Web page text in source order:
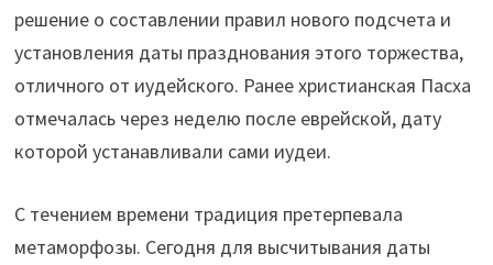
решение о составлении правил нового подсчета и
установления даты празднования этого торжества,
отличного от иудейского. Ранее христианская Пасха
отмечалась через неделю после еврейской, дату
которой устанавливали сами иудеи.
С течением времени традиция претерпевала
метаморфозы. Сегодня для высчитывания даты